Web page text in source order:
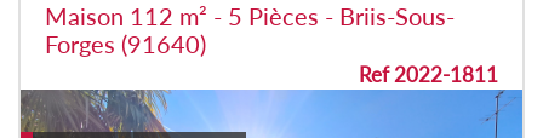
Maison 112 m² - 5 Pièces - Briis-Sous-
Forges (91640)
Ref 2022-1811